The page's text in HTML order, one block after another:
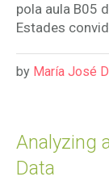
pola aula B05
Estades
by María José
Analyzing
Data